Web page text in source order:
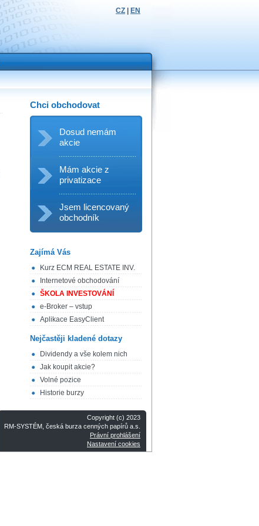
CZ EN
Chci obchodovat
Dosud nemám
akcie
Mám akcie z
privatizace
Jsem licencovaný
obchodník
Zajímá Vás
Kurz ECM REAL ESTATE INV.
Internetové obchodování
ŠKOLA INVESTOVÁNÍ
e-Broker – vstup
Aplikace EasyClient
Nejčastěji kladené dotazy
Dividendy a vše kolem nich
Jak koupit akcie?
Volné pozice
Historie burzy
Copyright (c) 2023
RM-SYSTÉM, česká burza cenných papírů a.s.
Právní prohlášení
Nastavení cookies